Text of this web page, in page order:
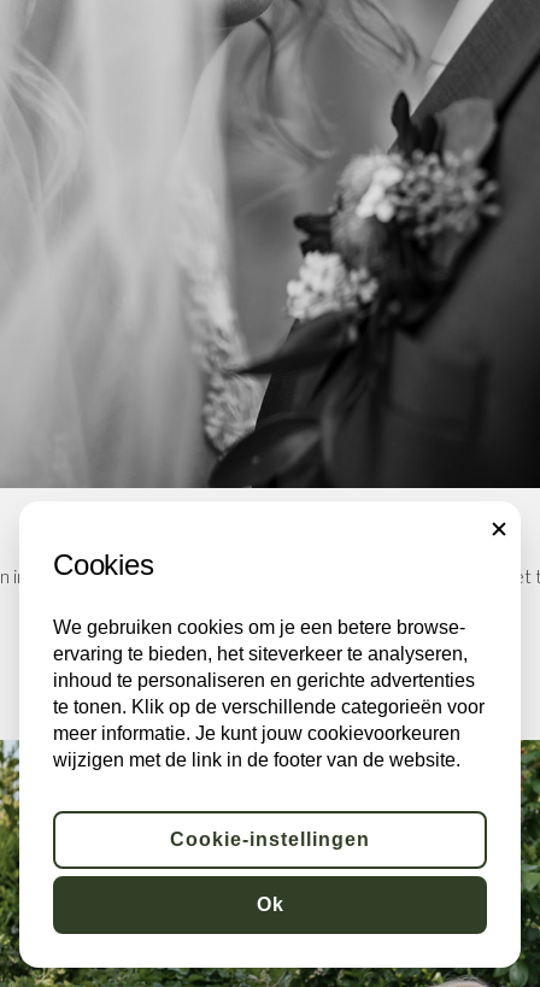
Trouwen in Kasteel Dussen – Herfst Bruiloft
in de herfst/winter? De bruid haar antwoord was daarop: Je weet
Cookies
We gebruiken cookies om je een betere browse-
ervaring te bieden, het siteverkeer te analyseren,
inhoud te personaliseren en gerichte advertenties
te tonen. Klik op de verschillende categorieën voor
meer informatie. Je kunt jouw cookievoorkeuren
wijzigen met de link in de footer van de website.
CLOSE
Cookie-instellingen
Ok